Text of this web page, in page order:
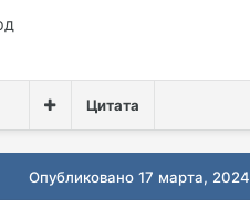
Цитата
Опубликовано17 марта, 2024